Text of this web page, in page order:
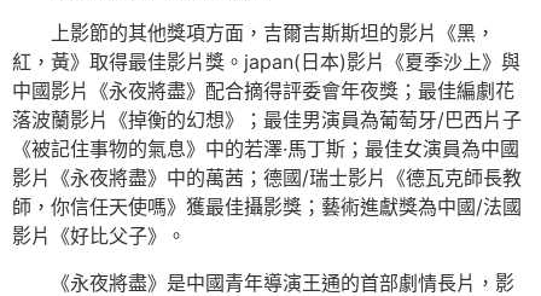
上影節的其他獎項方面，吉爾吉斯斯坦的影片《黑，
紅，黃》取得最佳影片獎。japan(日本)影片《夏季沙上》與
中國影片《永夜將盡》配合摘得評委會年夜獎；最佳編劇花
落波蘭影片《掉衡的幻想》；最佳男演員為葡萄牙/巴西片子
《被記住事物的氣息》中的若澤·馬丁斯；最佳女演員為中國
影片《永夜將盡》中的萬茜；德國/瑞士影片《德瓦克師長教
師，你信任天使嗎》獲最佳攝影獎；藝術進獻獎為中國/法國
影片《好比父子》。
《永夜將盡》是中國青年導演王通的首部劇情長片，影